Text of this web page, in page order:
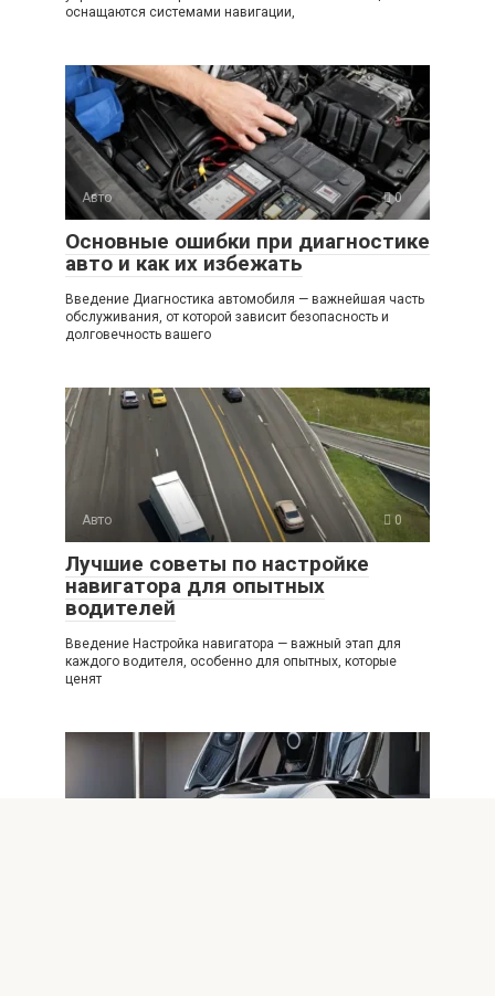
оснащаются системами навигации,
Авто 0
Основные ошибки при диагностике
авто и как их избежать
Введение Диагностика автомобиля — важнейшая часть
обслуживания, от которой зависит безопасность и
долговечность вашего
Авто 0
Лучшие советы по настройке
навигатора для опытных
водителей
Введение Настройка навигатора — важный этап для
каждого водителя, особенно для опытных, которые
ценят